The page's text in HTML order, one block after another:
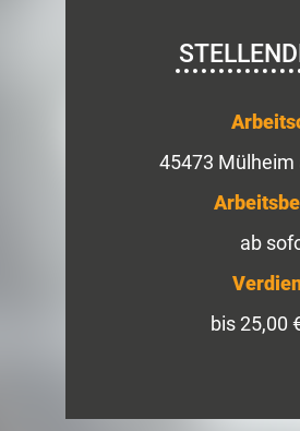
45473 Mülheim
ab
bis 25,00